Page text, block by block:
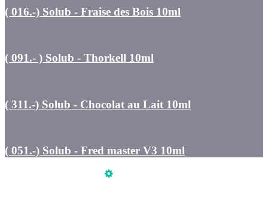
( 016.-) Solub - Fraise des Bois 10ml
( 091.- ) Solub - Thorkell 10ml
( 311.-) Solub - Chocolat au Lait 10ml
( 051.-) Solub - Fred master V3 10ml